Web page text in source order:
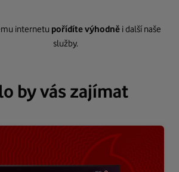
internetu pořídíte výhodně i další naše
služby.
by vás zajímat